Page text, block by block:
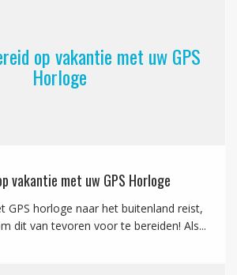
op vakantie met uw GPS
Horloge
vakantie met uw GPS Horloge
GPS horloge naar het buitenland reist,
dit van tevoren voor te bereiden! Als...